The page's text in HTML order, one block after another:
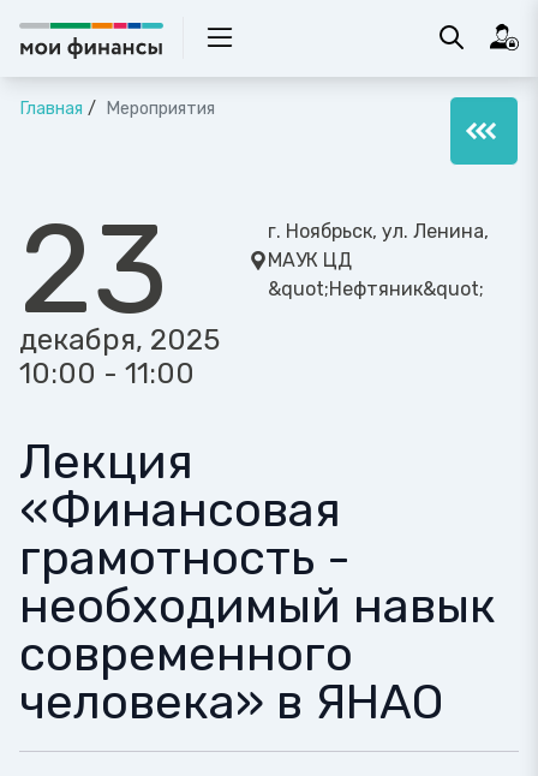
Главная Мероприятия
23
декабря, 2025
10:00 - 11:00
г. Ноябрьск, ул. Ленина,
МАУК ЦД
&quot;Нефтяник&quot;
Лекция
«Финансовая
грамотность -
необходимый навык
современного
человека» в ЯНАО